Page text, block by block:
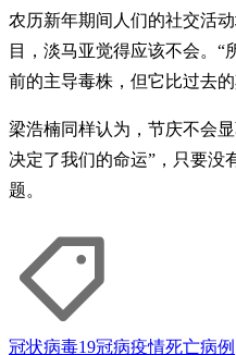
农历新年期间人们的社交活
目，淡马亚觉得应该不会。“
前的主导毒株，但它比过去
梁浩楠同样认为，节庆不会
决定了我们的命运”，只要没
题。
冠状病毒19冠病疫情死亡病例